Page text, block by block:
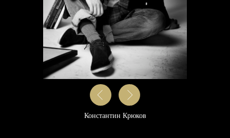
Екатерина Одинцова
Погрузитесь в Атмосферу Праздника
Кино и Красоты, который зарядит Вас
личной Энергией и Уверенностью в
себе на долгое-долгое время.
7